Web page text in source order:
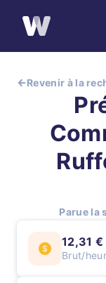
Revenir à la
Parue la
12,31 €
Brut/